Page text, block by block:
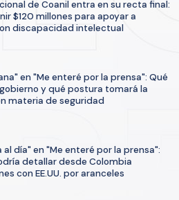
de Coanil entra en su recta final:
$120 millones para apoyar a
discapacidad intelectual
en "Me enteré por la prensa": Qué
y qué postura tomará la
materia de seguridad
al día" en "Me enteré por la prensa":
detallar desde Colombia
con EE.UU. por aranceles